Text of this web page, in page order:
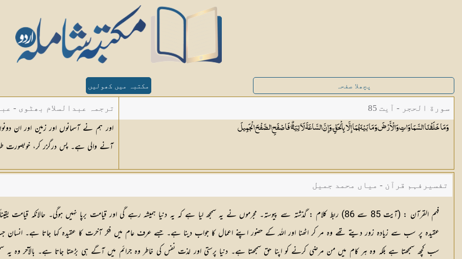
پچھلا صفحہ مکتبہ میں کھولیں
سورة الحجر - آیت 85
وَمَا خَلَقْنَا السَّمَاوَاتِ وَالْأَرْضَ وَمَا بَيْنَهُمَا إِلَّا بِالْحَقِّ ۗ وَإِنَّ السَّاعَةَ لَآتِيَةٌ ۖ فَاصْفَحِ الصَّفْحَالْجَمِيلَ
ترجمہ عبدالسلام بھٹوی -
اور ہم نے آسمانوں اور زمین اور ان
آنے والی ہے۔ پس درگزر کر، خوبصورت
تفسیرفہم قرآن - میاں محمد جمیل
فہم القرآن : (آیت 85 سے 86) ربط کلام :گذشتہ سے پیوستہ۔ مجرموں نے یہ سمجھ لیا ہے کہ یہ دنیا ہمیشہ رہے گی اور قیامت برپا نہیں ہوگی۔ حالانکہ قیامت
عقیدہ پر سب سے زیادہ زور دیتے تھے وہ مر کر اٹھنا اور اللہ کے حضور اپنے اعمال کا جواب دینا ہے۔ جسے عرف عام میں فکر آخرت کا عقیدہ کہا جاتا ہے۔
سب کچھ سمجھتا ہے بلکہ وہ ہر کام میں من مرضی کرنے کو اپنا حق سمجھتا ہے۔ دنیا پرستی اور لذت نفس کی خاطر وہ جرائم میں آگے ہی بڑھتا جاتا ہے۔ بالآخر وہ یہ